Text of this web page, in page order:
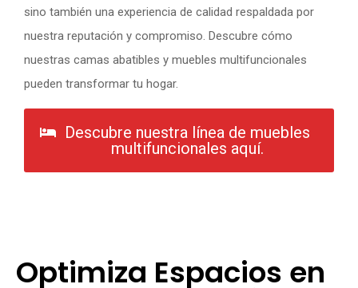
sino también una experiencia de calidad respaldada por
nuestra reputación y compromiso. Descubre cómo
nuestras camas abatibles y muebles multifuncionales
pueden transformar tu hogar.
Descubre nuestra línea de muebles
multifuncionales aquí.
Optimiza Espacios en